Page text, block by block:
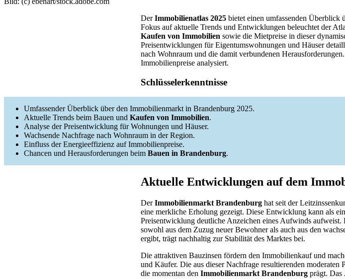
DerImmobilienatlas 2025 bietet einen umfassenden
Fokus auf aktuelle Trends und Entwicklungen beleuchtet der
Kaufen von Immobilien sowie die Mietpreise in dieser
Preisentwicklungen für Eigentumswohnungen und Häuser
nach Wohnraum und die damit verbundenen
Immobilienpreise analysiert.
Schlüsselerkenntnisse
Umfassender Überblick über den Immobilienmarkt in Brandenburg 2025.
Aktuelle Trends beim Bauen und Kaufen von Immobilien.
Analyse der Preisentwicklung für Wohnungen und Häuser.
Wachsende Nachfrage nach Wohnraum in der Region.
Einfluss der Energieeffizienz auf Immobilienpreise.
Chancen und Herausforderungen beim Bauen in Brandenburg.
Aktuelle Entwicklungen auf dem
DerImmobilienmarkt Brandenburg hat seit der
eine merkliche Erholung gezeigt. Diese Entwicklung kann als
Preisentwicklung deutliche Anzeichen eines Aufwinds
sowohl aus dem Zuzug neuer Bewohner als auch aus den
ergibt, trägt nachhaltig zur Stabilität des Marktes bei.
Die attraktiven Bauzinsen fördern den Immobilienkauf und
und Käufer. Die aus dieser Nachfrage resultierenden
die momentan den Immobilienmarkt Brandenburg prägt. Das